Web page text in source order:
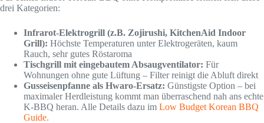
drei Kategorien:
Infrarot-Elektrogrill (z.B. Zojirushi, KitchenAid Indoor
Grill): Höchste Temperaturen unter Elektrogeräten, kaum
Rauch, sehr gutes Röstaroma
Tischgrill mit eingebautem Absaugventilator: Für
Wohnungen ohne gute Lüftung – Filter reinigt die Abluft direkt
Gusseisenpfanne als Hwaro-Ersatz: Günstigste Option – bei
maximaler Herdleistung kommt man überraschend nah ans echte
K-BBQ heran. Alle Details dazu im Low Budget Korean BBQ
Guide.